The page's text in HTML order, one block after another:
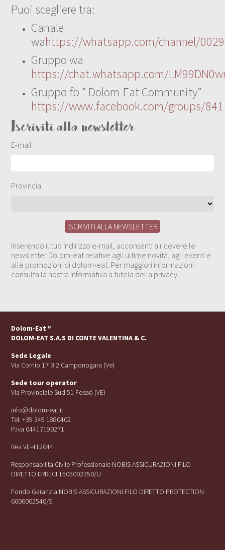
Puoi scegliere tra:
Canale
wahttps://whatsapp.com/channel/
Gruppo wa
https://chat.whatsapp.com/
Gruppo fb ” Dolom-Eat Community”
https://www.facebook.com/groups/
Iscriviti alla newsletter
E-mail
Provincia
Inserendo il tuo indirizzo e-mail, acconsenti a ricevere le
newsletter Dolom-eat relative agli ultime novità, agli eventi e
alle promozioni di dolom-eat. Per maggiori informazioni
consulta la nostra Informativa a tutela della privacy.
Dolom-Eat ®
DOLOM-EAT S.A.S DI CONTE VALENTINA & C.
Sede Legale
Via Cornio 17 B 2 Camponogara (Ve)
Sede tour operator
Via Provinciale Sud 51 Fossó (VE)
info@dolom-eat.it
Tel. +39 349 1880402
P.iva 04417190271
Rea VE-412044
Responsabilità Civile Professionale NOBIS ASSICURAZIONI FILO
DIRETTO ERRECI 1505002350/U
Fondo Garanzia NOBIS ASSICURAZIONI FILO DIRETTO PROTECTION
6006002540/S